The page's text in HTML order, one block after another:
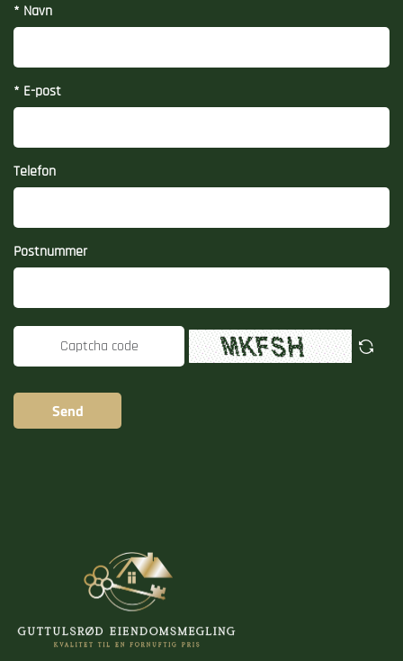
* Navn
* E-post
Telefon
Postnummer